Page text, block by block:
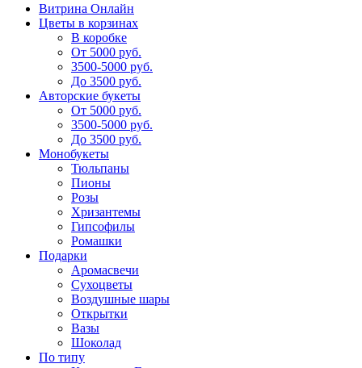
Витрина Онлайн
Цветы в корзинах
В коробке
От 5000 руб.
3500-5000 руб.
До 3500 руб.
Авторские букеты
От 5000 руб.
3500-5000 руб.
До 3500 руб.
Монобукеты
Тюльпаны
Пионы
Розы
Хризантемы
Гипсофилы
Ромашки
Подарки
Аромасвечи
Сухоцветы
Воздушные шары
Открытки
Вазы
Шоколад
По типу